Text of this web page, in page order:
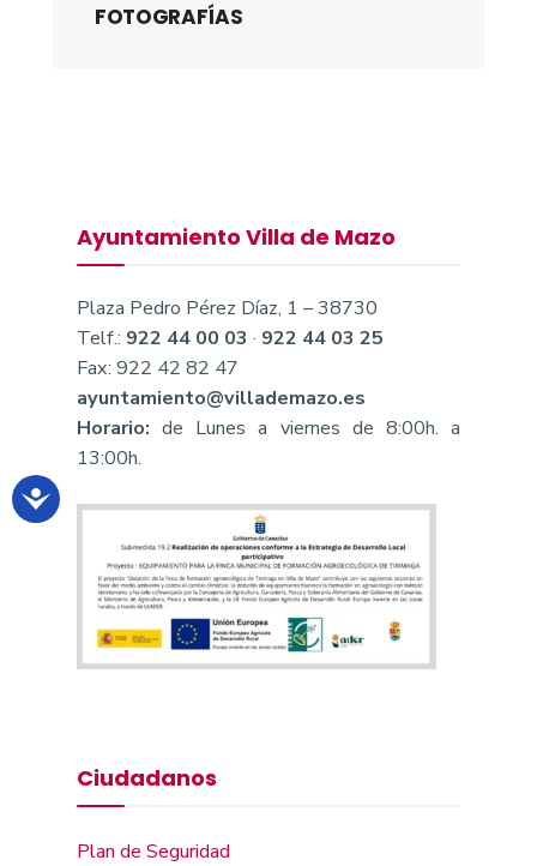
FOTOGRAFÍAS
Ayuntamiento Villa de Mazo
Plaza Pedro Pérez Díaz, 1 – 38730
Telf.: 922 44 00 03 · 922 44 03 25
Fax: 922 42 82 47
ayuntamiento@villademazo.es
Horario: de Lunes a viernes de 8:00h. a
13:00h.
Ciudadanos
Plan de Seguridad